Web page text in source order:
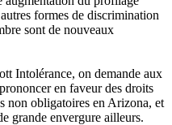
formes de discrimination
sont de nouveaux
Intolérance, on demande aux
en faveur des droits
non obligatoires en Arizona, et
grande envergure ailleurs.